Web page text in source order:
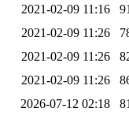
2021-02-09 11:16
2021-02-09 11:26
2021-02-09 11:26
2021-02-09 11:26
2026-07-12 02:18